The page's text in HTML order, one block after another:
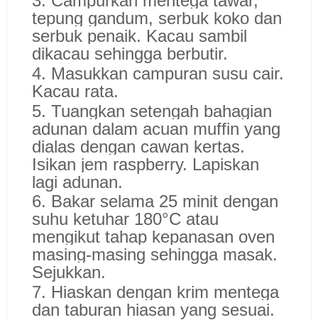
tepung gandum, serbuk koko dan
serbuk penaik. Kacau sambil
dikacau sehingga berbutir.
4. Masukkan campuran susu cair.
Kacau rata.
5. Tuangkan setengah bahagian
adunan dalam acuan muffin yang
dialas dengan cawan kertas.
Isikan jem raspberry. Lapiskan
lagi adunan.
6. Bakar selama 25 minit dengan
suhu ketuhar 180°C atau
mengikut tahap kepanasan oven
masing-masing sehingga masak.
Sejukkan.
7. Hiaskan dengan krim mentega
dan taburan hiasan yang sesuai.